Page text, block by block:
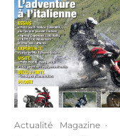
Actualité Magazine ·